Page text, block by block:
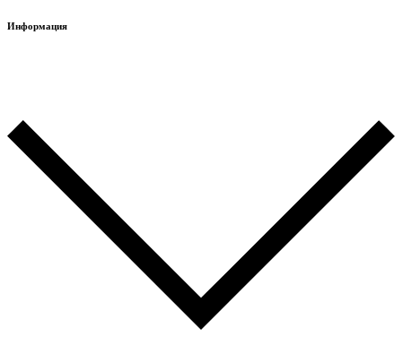
Информация